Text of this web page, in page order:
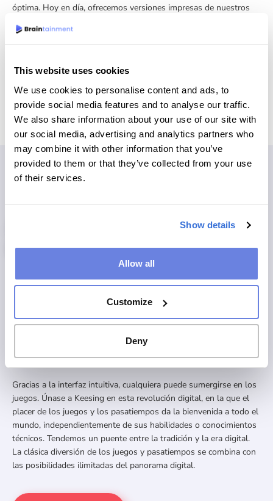
This website uses cookies
We use cookies to personalise content and ads, to
provide social media features and to analyse our traffic.
We also share information about your use of our site with
our social media, advertising and analytics partners who
may combine it with other information that you’ve
provided to them or that they’ve collected from your use
of their services.
Show details
Allow all
Customize
Deny
óptima. Hoy en día, ofrecemos versiones impresas de nuestros
pasatiempos y juegos asociados a firmas editoriales.
¡Divertirse y jugar nunca pasa de moda
MÁS SOBRE NOSOTROS
Juegos y pasatiempos
innovadores
Durante más de un siglo, se ha demostrado que los pasatiempos
Keesing adapta sus clásicos atemporales a la era de la
digitalización y, mediante los distintos niveles de dificultad (desde
nivel principiante al nivel experto), garantiza que los productos
Gracias a la interfaz intuitiva, cualquiera puede sumergirse en los
juegos. Únase a Keesing en esta revolución digital, en la que el
placer de los juegos y los pasatiempos da la bienvenida a todo el
mundo, independientemente de sus habilidades o conocimientos
técnicos. Tendemos un puente entre la tradición y la era digital.
La clásica diversión de los juegos y pasatiempos se combina con
las posibilidades ilimitadas del panorama digital.